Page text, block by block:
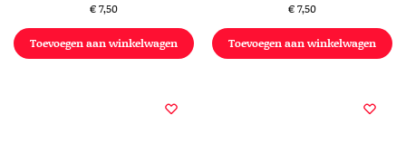
€7,50
Toevoegen aan winkelwagen
€7,50
Toevoegen aan winkelwagen